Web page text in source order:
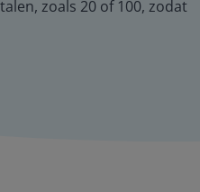
zoals 20 of 100, zodat